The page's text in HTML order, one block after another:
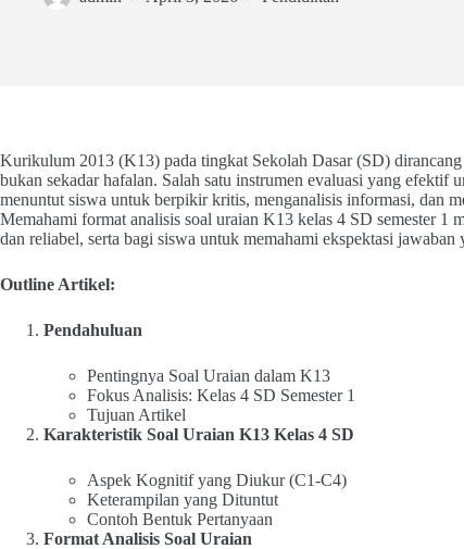
Kurikulum 2013 (K13) pada tingkat Sekolah Dasar (SD)
bukan sekadar hafalan. Salah satu instrumen evaluasi yang efektif
menuntut siswa untuk berpikir kritis, menganalisis informasi, dan
Memahami format analisis soal uraian K13 kelas 4 SD semester
dan reliabel, serta bagi siswa untuk memahami ekspektasi jawaban
Outline Artikel:
Pendahuluan
Pentingnya Soal Uraian dalam K13
Fokus Analisis: Kelas 4 SD Semester 1
Tujuan Artikel
Karakteristik Soal Uraian K13 Kelas 4 SD
Aspek Kognitif yang Diukur (C1-C4)
Keterampilan yang Dituntut
Contoh Bentuk Pertanyaan
Format Analisis Soal Uraian